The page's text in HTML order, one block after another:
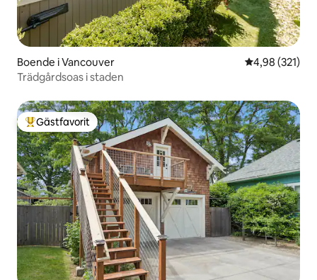
Boende i Vancouver 4,98 av 5 i
4,98 (321)
Trädgårdsoas i staden
Populär gästfavorit
Gästfavorit